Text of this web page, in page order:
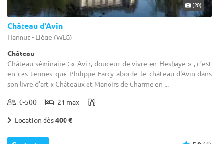
(20)
Château d'Avin
Hannut - Liège (WLG)
Château
Château séminaire : « Avin, douceur de vivre en Hesbaye » , c’est
en ces termes que Philippe Farcy aborde le château d'Avin dans
son livre d'art « Châteaux et Manoirs de Charme en ...
0-500 21 max
Location dès400 €